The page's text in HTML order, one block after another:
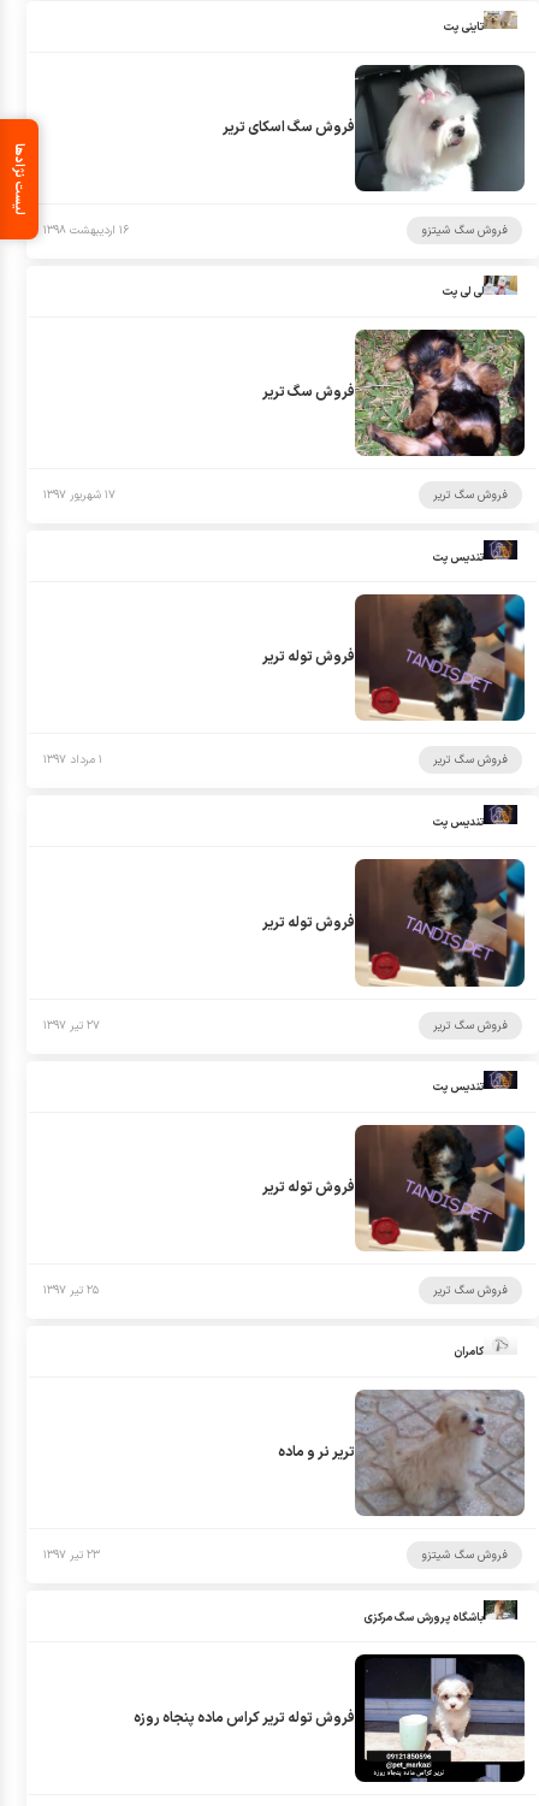
لیست نژادها
تاینی پت
فروش سگ اسکای تریر
فروش سگ شیتزو ۱۶ اردیبهشت ۱۳۹۸
لی لی پت
فروش سگ تریر
فروش سگ تریر ۱۷ شهریور ۱۳۹۷
تندیس پت
فروش توله تریر
فروش سگ تریر ۱ مرداد ۱۳۹۷
تندیس پت
فروش توله تریر
فروش سگ تریر ۲۷ تیر ۱۳۹۷
تندیس پت
فروش توله تریر
فروش سگ تریر ۲۵ تیر ۱۳۹۷
کامران
تریر نر و ماده
فروش سگ شیتزو ۲۳ تیر ۱۳۹۷
باشگاه پرورش سگ مرکزی
فروش توله تریر کراس ماده پنجاه روزه